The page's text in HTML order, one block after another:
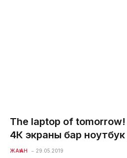
The laptop of tomorrow!
4К экраны бар
ЖАҺАН 29.05.2019